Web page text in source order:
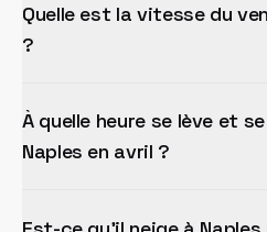
Quelle est la vitesse du
?
À quelle heure se lève et
Naples en avril ?